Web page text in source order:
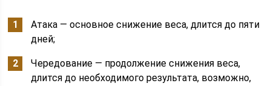
Атака — основное снижение веса, длится до пяти
дней;
Чередование — продолжение снижения веса,
длится до необходимого результата, возможно,